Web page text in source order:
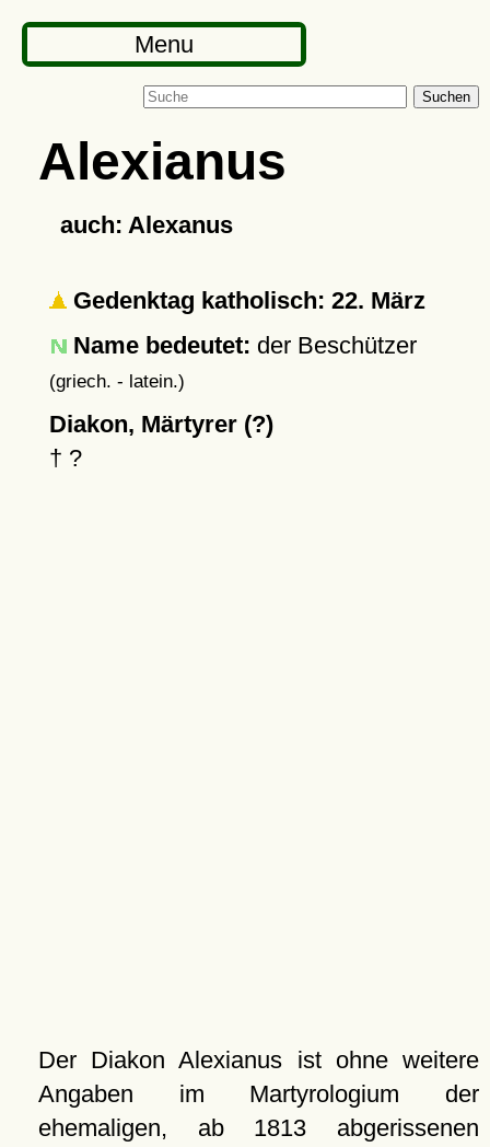
Menu
Suchen
Alexianus
auch: Alexanus
Gedenktag katholisch: 22. März
Name bedeutet: der Beschützer
(griech. - latein.)
Diakon, Märtyrer (?)
† ?
Der Diakon Alexianus ist ohne weitere
Angaben im Martyrologium der
ehemaligen, ab 1813 abgerissenen